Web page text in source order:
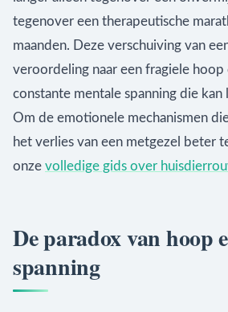
tegenover een therapeutische
maanden. Deze verschuiving van
veroordeling naar een fragiele hoop
constante mentale spanning die
Om de emotionele mechanismen
het verlies van een metgezel beter
onze volledige gids over
De paradox van hoop
spanning